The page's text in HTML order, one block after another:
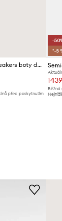
Vans Crosspath XC sneakers boty dámské
před poskytnutím
-
*-5
Běžná